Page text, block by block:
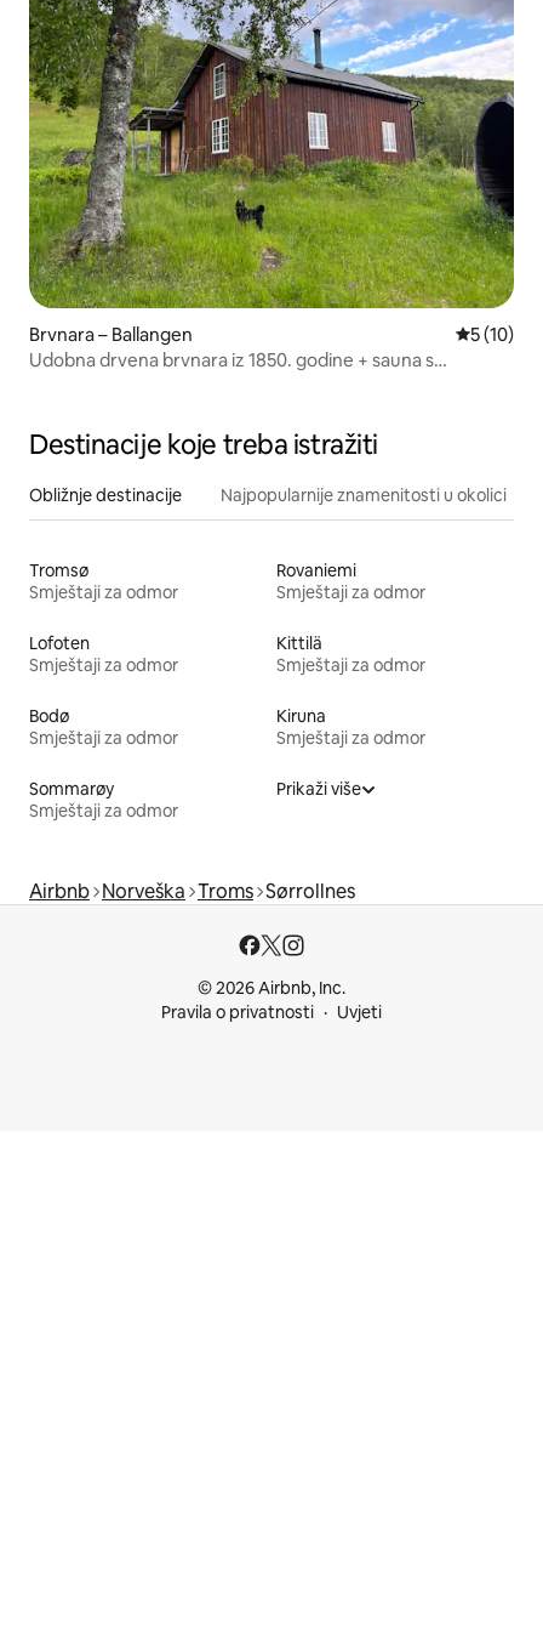
Brvnara – Ballangen Prosječna
5 (10)
Udobna drvena brvnara iz 1850. godine + sauna s
Destinacije koje treba istražiti
Obližnje destinacije Najpopularnije znamenitosti u okolici
Tromsø
Smještaji za odmor
Rovaniemi
Smještaji za odmor
Lofoten
Smještaji za odmor
Kittilä
Smještaji za odmor
Bodø
Smještaji za odmor
Kiruna
Smještaji za odmor
Sommarøy
Smještaji za odmor
Prikaži više
Airbnb Norveška Troms Sørrollnes
© 2026 Airbnb, Inc.
Pravila o privatnosti
Uvjeti